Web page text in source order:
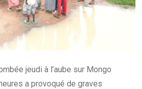
jeudi à l’aube sur Mongo
a provoqué de graves